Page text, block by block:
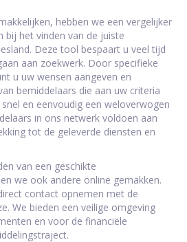
hebben we een vergelijker
bij het vinden van de juiste
Deze tool bespaart u veel tijd
aan zoekwerk. Door specifieke
u uw wensen aangeven en
bemiddelaars die aan uw criteria
en eenvoudig een weloverwogen
in ons netwerk voldoen aan
tot de geleverde diensten en
van een geschikte
we ook andere online gemakken.
contact opnemen met de
We bieden een veilige omgeving
en voor de financiële